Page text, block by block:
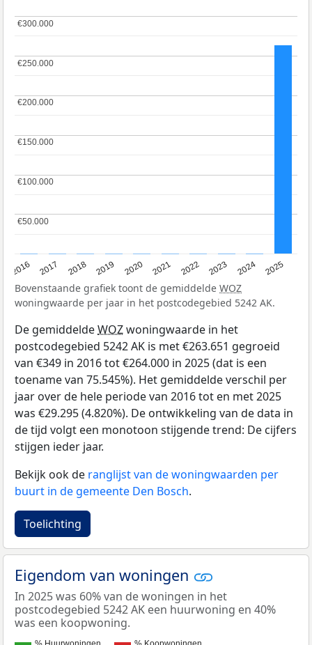
2016 2017 2018 2019 2020 2021 2022 2023 2024 2025
€50.000
€50.000
€100.000
€100.000
€150.000
€150.000
€200.000
€200.000
€250.000
€250.000
€300.000
€300.000
Bovenstaande grafiek toont de gemiddelde WOZ
woningwaarde per jaar in het postcodegebied 5242 AK.
De gemiddeldeWOZwoningwaarde in het
postcodegebied 5242 AK is met €263.651 gegroeid
van €349 in 2016 tot €264.000 in 2025 (dat is een
toename van 75.545%). Het gemiddelde verschil per
jaar over de hele periode van 2016 tot en met 2025
was €29.295 (4.820%). De ontwikkeling van de data in
de tijd volgt een monotoon stijgende trend: De cijfers
stijgen ieder jaar.
Bekijk ook de ranglijst van de woningwaarden per
buurt in de gemeente Den Bosch.
Toelichting
Eigendom van woningen
In 2025 was 60% van de woningen in het
postcodegebied 5242 AK een huurwoning en 40%
was een koopwoning.